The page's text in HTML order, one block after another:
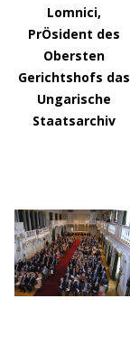
Lomnici,
PrÖsident des
Obersten
Gerichtshofs das
Ungarische
Staatsarchiv